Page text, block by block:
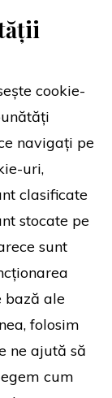
cookie-
navigați pe
uri,
clasificate
stocate pe
sunt
bază ale
folosim
ne ajută să
cum